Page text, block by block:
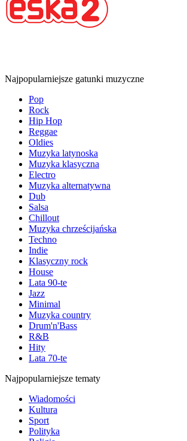
Najpopularniejsze gatunki muzyczne
Pop
Rock
Hip Hop
Reggae
Oldies
Muzyka latynoska
Muzyka klasyczna
Electro
Muzyka alternatywna
Dub
Salsa
Chillout
Muzyka chrześcijańska
Techno
Indie
Klasyczny rock
House
Lata 90-te
Jazz
Minimal
Muzyka country
Drum'n'Bass
R&B
Hity
Lata 70-te
Najpopularniejsze tematy
Wiadomości
Kultura
Sport
Polityka